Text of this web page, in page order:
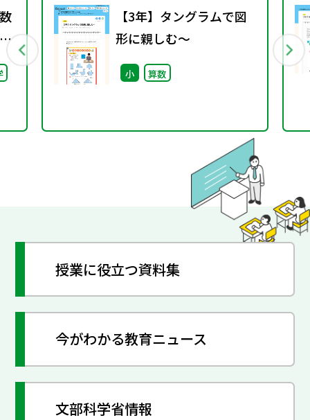
【3年】タングラムで図
形に親しむ～
小 算数
授業に役立つ資料集
今がわかる教育ニュース
文部科学省情報